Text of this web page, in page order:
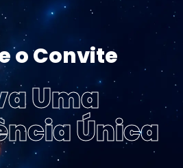
o Convite
Uma
Única